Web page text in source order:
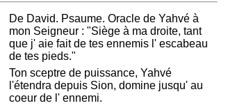
De David. Psaume. Oracle de Yahvé à
mon Seigneur : "Siège à ma droite, tant
que j' aie fait de tes ennemis l' escabeau
de tes pieds."
Ton sceptre de puissance, Yahvé
l'étendra depuis Sion, domine jusqu' au
coeur de l' ennemi.